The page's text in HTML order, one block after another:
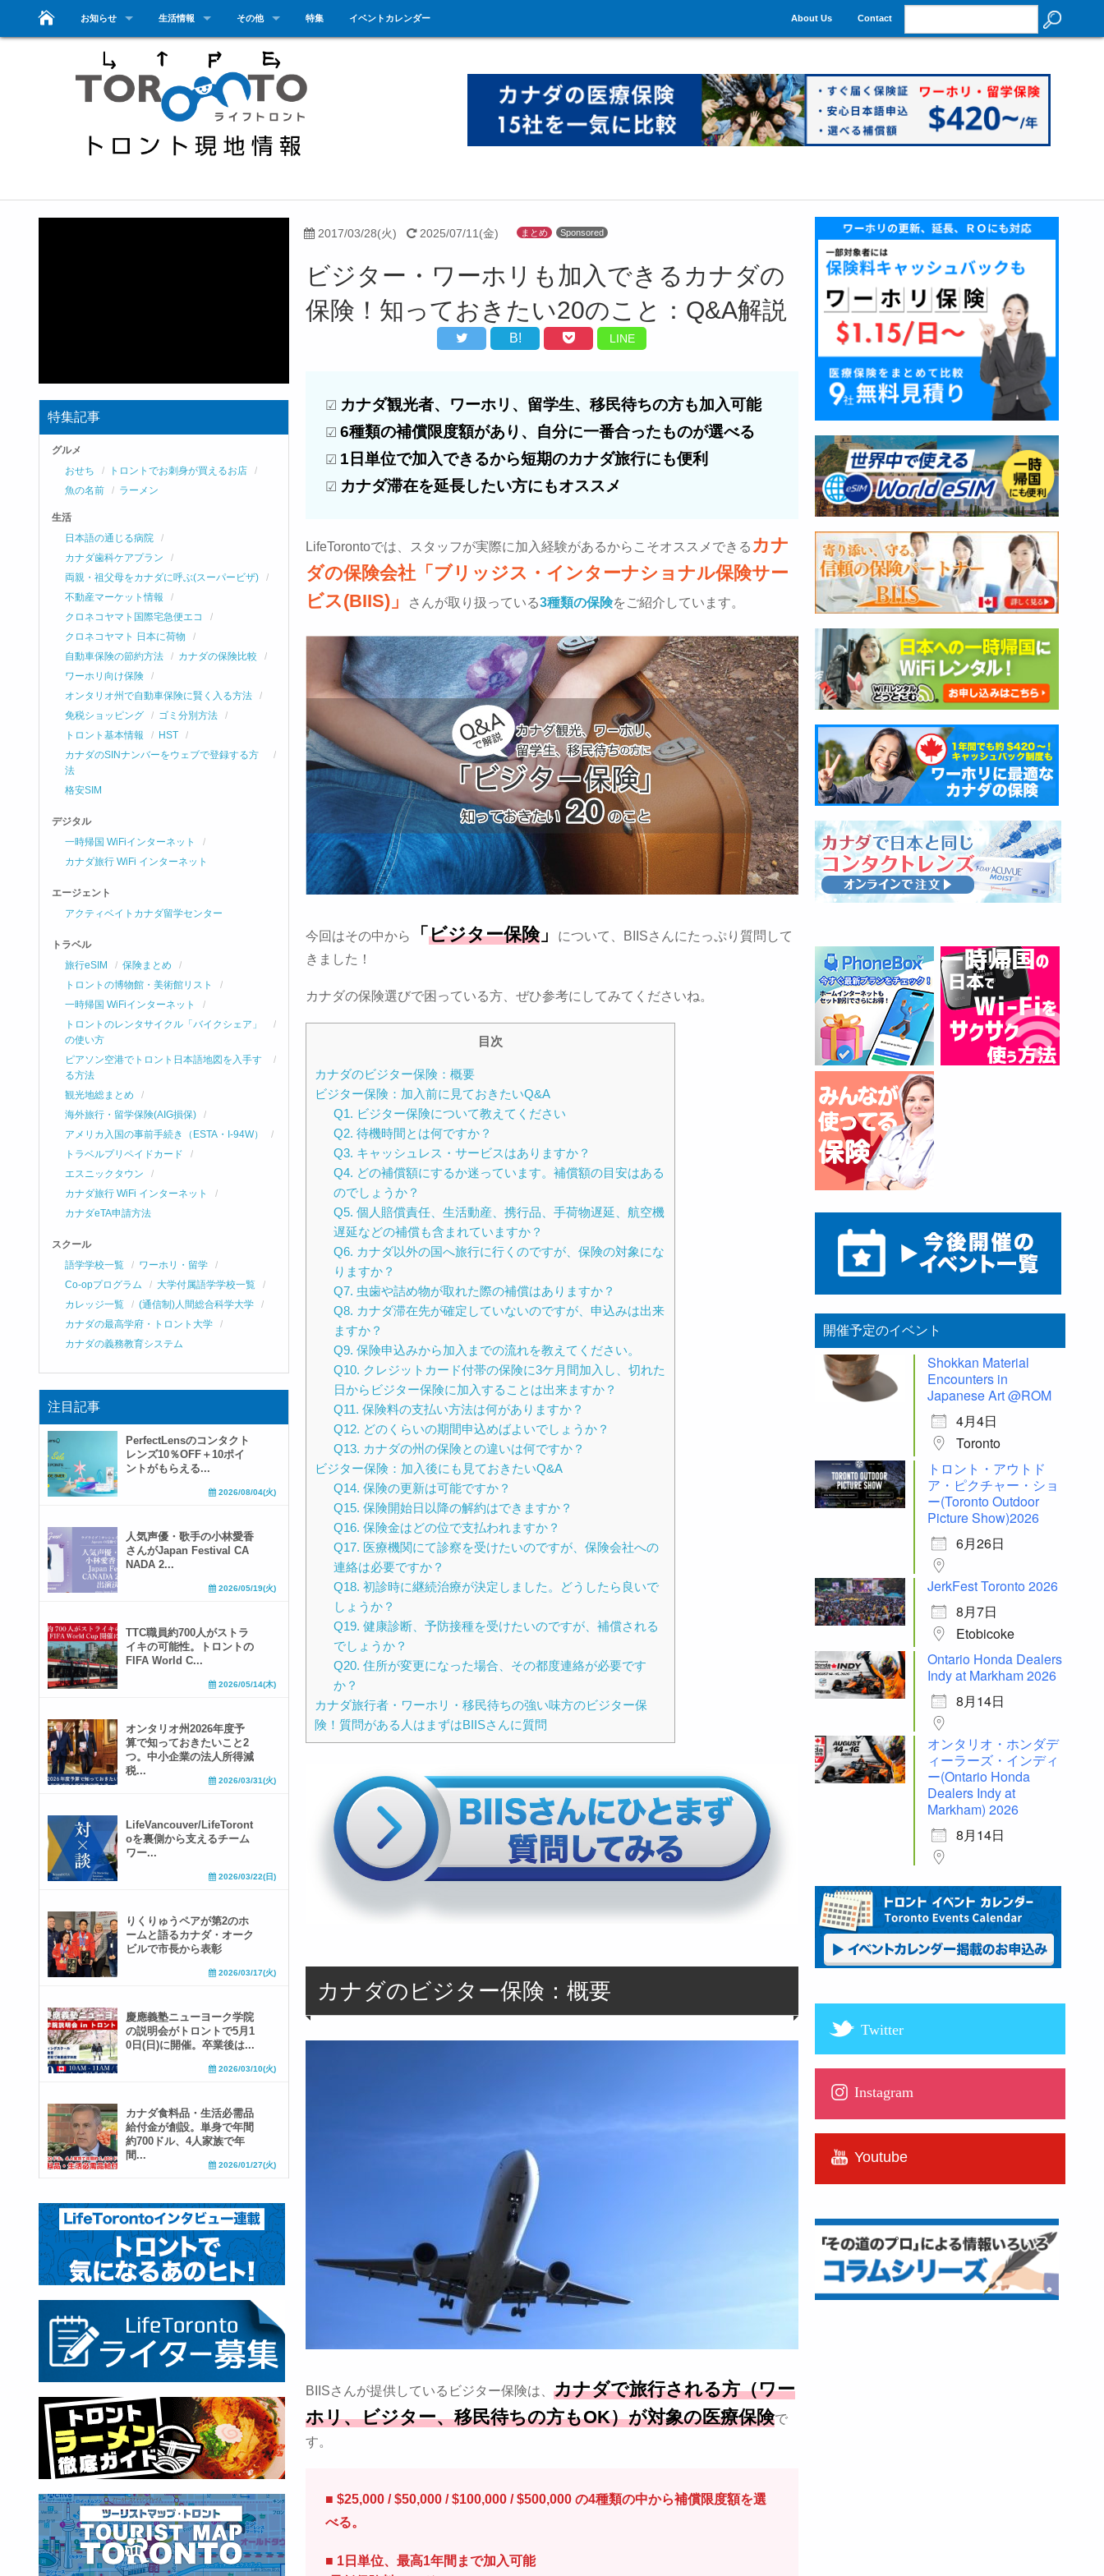
お知らせ 生活情報 その他 特集 イベントカレンダー About Us Contact
2017/03/28(火) 2025/07/11(金) まとめ Sponsored
ビジター・ワーホリも加入できるカナダの
保険！知っておきたい20のこと：Q&A解説
B! LINE
☑ カナダ観光者、ワーホリ、留学生、移民待ちの方も加入可能
☑ 6種類の補償限度額があり、自分に一番合ったものが選べる
☑ 1日単位で加入できるから短期のカナダ旅行にも便利
☑ カナダ滞在を延長したい方にもオススメ
LifeTorontoでは、スタッフが実際に加入経験があるからこそオススメできる カナ
ダの保険会社「ブリッジス・インターナショナル保険サー
ビス(BIIS)」
さんが取り扱っている3種類の保険をご紹介しています。
今回はその中から 「 ビジター保険」
について、BIISさんにたっぷり質問して
きました！
カナダの保険選びで困っている方、ぜひ参考にしてみてくださいね。
目次
カナダのビジター保険：概要
ビジター保険：加入前に見ておきたいQ&A
Q1. ビジター保険について教えてください
Q2. 待機時間とは何ですか？
Q3. キャッシュレス・サービスはありますか？
Q4. どの補償額にするか迷っています。補償額の目安はある
のでしょうか？
Q5. 個人賠償責任、生活動産、携行品、手荷物遅延、航空機
遅延などの補償も含まれていますか？
Q6. カナダ以外の国へ旅行に行くのですが、保険の対象にな
りますか？
Q7. 虫歯や詰め物が取れた際の補償はありますか？
Q8. カナダ滞在先が確定していないのですが、申込みは出来
ますか？
Q9. 保険申込みから加入までの流れを教えてください。
Q10. クレジットカード付帯の保険に3ケ月間加入し、切れた
日からビジター保険に加入することは出来ますか？
Q11. 保険料の支払い方法は何がありますか？
Q12. どのくらいの期間申込めばよいでしょうか？
Q13. カナダの州の保険との違いは何ですか？
ビジター保険：加入後にも見ておきたいQ&A
Q14. 保険の更新は可能ですか？
Q15. 保険開始日以降の解約はできますか？
Q16. 保険金はどの位で支払われますか？
Q17. 医療機関にて診察を受けたいのですが、保険会社への
連絡は必要ですか？
Q18. 初診時に継続治療が決定しました。どうしたら良いで
しょうか？
Q19. 健康診断、予防接種を受けたいのですが、補償される
でしょうか？
Q20. 住所が変更になった場合、その都度連絡が必要です
か？
カナダ旅行者・ワーホリ・移民待ちの強い味方のビジター保
険！質問がある人はまずはBIISさんに質問
カナダのビジター保険：概要
BIISさんが提供しているビジター保険は、 カナダで旅行される方（ワー
ホリ、ビジター、移民待ちの方もOK）が対象の医療保険で
す。
■ $25,000 / $50,000 / $100,000 / $500,000 の4種類の中から補償限度額を選
べる。
■ 1日単位、最高1年間まで加入可能
特集記事
グルメ
おせち
トロントでお刺身が買えるお店
魚の名前
ラーメン
生活
日本語の通じる病院
カナダ歯科ケアプラン
両親・祖父母をカナダに呼ぶ(スーパービザ)
不動産マーケット情報
クロネコヤマト国際宅急便エコ
クロネコヤマト 日本に荷物
自動車保険の節約方法
カナダの保険比較
ワーホリ向け保険
オンタリオ州で自動車保険に賢く入る方法
免税ショッピング
ゴミ分別方法
トロント基本情報
HST
カナダのSINナンバーをウェブで登録する方
法
格安SIM
デジタル
一時帰国 WiFiインターネット
カナダ旅行 WiFi インターネット
エージェント
アクティベイトカナダ留学センター
トラベル
旅行eSIM
保険まとめ
トロントの博物館・美術館リスト
一時帰国 WiFiインターネット
トロントのレンタサイクル「バイクシェア」
の使い方
ピアソン空港でトロント日本語地図を入手す
る方法
観光地総まとめ
海外旅行・留学保険(AIG損保)
アメリカ入国の事前手続き（ESTA・I-94W）
トラベルプリペイドカード
エスニックタウン
カナダ旅行 WiFi インターネット
カナダeTA申請方法
スクール
語学学校一覧
ワーホリ・留学
Co-opプログラム
大学付属語学学校一覧
カレッジ一覧
(通信制)人間総合科学大学
カナダの最高学府・トロント大学
カナダの義務教育システム
注目記事
PerfectLensのコンタクト
レンズ10％OFF＋10ポイ
ントがもらえる...
2026/08/04(火)
人気声優・歌手の小林愛香
さんがJapan Festival CA
NADA 2...
2026/05/19(火)
TTC職員約700人がストラ
イキの可能性。トロントの
FIFA World C...
2026/05/14(木)
オンタリオ州2026年度予
算で知っておきたいこと2
つ。中小企業の法人所得減
税...
2026/03/31(火)
LifeVancouver/LifeToront
oを裏側から支えるチーム
ワー...
2026/03/22(日)
りくりゅうペアが第2のホ
ームと語るカナダ・オーク
ビルで市長から表彰
2026/03/17(火)
慶應義塾ニューヨーク学院
の説明会がトロントで5月1
0日(日)に開催。卒業後は...
2026/03/10(火)
カナダ食料品・生活必需品
給付金が創設。単身で年間
約700ドル、4人家族で年
間...
2026/01/27(火)
開催予定のイベント
Shokkan Material
Encounters in
Japanese Art @ROM
4月4日
Toronto
トロント・アウトド
ア・ピクチャー・ショ
ー(Toronto Outdoor
Picture Show)2026
6月26日
JerkFest Toronto 2026
8月7日
Etobicoke
Ontario Honda Dealers
Indy at Markham 2026
8月14日
オンタリオ・ホンダデ
ィーラーズ・インディ
ー(Ontario Honda
Dealers Indy at
Markham) 2026
8月14日
Twitter
Instagram
Youtube